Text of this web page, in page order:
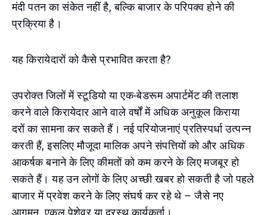
मंदी पतन का संकेत नहीं है, बल्कि बाजार के परिपक्व होने की
प्रक्रिया है।
यह किरायेदारों को कैसे प्रभावित करता है?
उपरोक्त जिलों में स्टूडियो या एक-बेडरूम अपार्टमेंट की तलाश
करने वाले किरायेदार आने वाले वर्षों में अधिक अनुकूल किराया
दरों का सामना कर सकते हैं। नई परियोजनाएं प्रतिस्पर्धा उत्पन्न
करती हैं, इसलिए मौजूदा मालिक अपने संपत्तियों को और अधिक
आकर्षक बनाने के लिए कीमतों को कम करने के लिए मजबूर हो
सकते हैं। यह उन लोगों के लिए अच्छी खबर हो सकती है जो पहले
बाजार में प्रवेश करने के लिए संघर्ष कर रहे थे – जैसे नए
आगमन, एकल पेशेवर या दूरस्थ कार्यकर्ता।